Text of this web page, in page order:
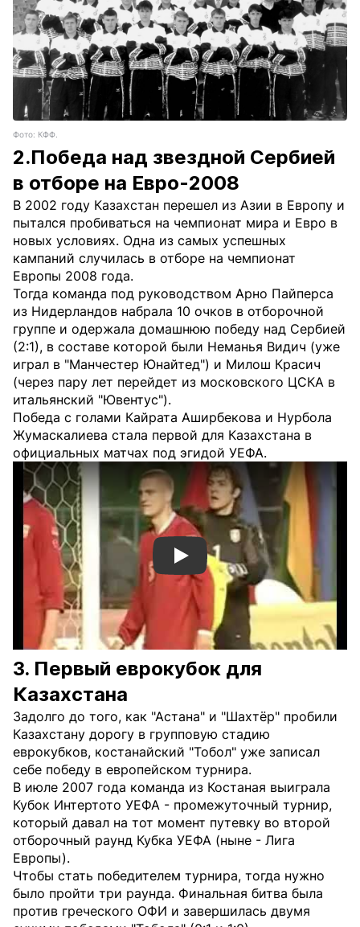
Фото: КФФ.
2.Победа над звездной Сербией
в отборе на Евро-2008
В 2002 году Казахстан перешел из Азии в Европу и
пытался пробиваться на чемпионат мира и Евро в
новых условиях. Одна из самых успешных
кампаний случилась в отборе на чемпионат
Европы 2008 года.
Тогда команда под руководством Арно Пайперса
из Нидерландов набрала 10 очков в отборочной
группе и одержала домашнюю победу над Сербией
(2:1), в составе которой были Неманья Видич (уже
играл в "Манчестер Юнайтед") и Милош Красич
(через пару лет перейдет из московского ЦСКА в
итальянский "Ювентус").
Победа с голами Кайрата Аширбекова и Нурбола
Жумаскалиева стала первой для Казахстана в
официальных матчах под эгидой УЕФА.
Смотреть видео YouTube
3. Первый еврокубок для
Казахстана
Задолго до того, как "Астана" и "Шахтёр" пробили
Казахстану дорогу в групповую стадию
еврокубков, костанайский "Тобол" уже записал
себе победу в европейском турнира.
В июле 2007 года команда из Костаная выиграла
Кубок Интертото УЕФА - промежуточный турнир,
который давал на тот момент путевку во второй
отборочный раунд Кубка УЕФА (ныне - Лига
Европы).
Чтобы стать победителем турнира, тогда нужно
было пройти три раунда. Финальная битва была
против греческого ОФИ и завершилась двумя